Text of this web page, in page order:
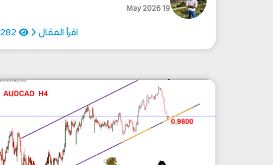
19 May 2026
اقرأ المقال